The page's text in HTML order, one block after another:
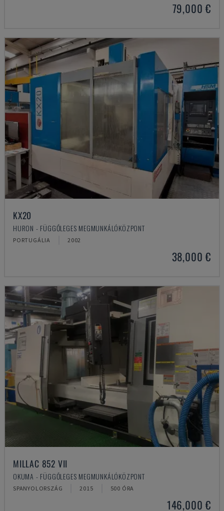
79,000 €
KX20
HURON - FÜGGŐLEGES MEGMUNKÁLÓKÖZPONT
PORTUGÁLIA 2002
38,000 €
MILLAC 852 VII
OKUMA - FÜGGŐLEGES MEGMUNKÁLÓKÖZPONT
SPANYOLORSZÁG 2015 500 ÓRA
146,000 €